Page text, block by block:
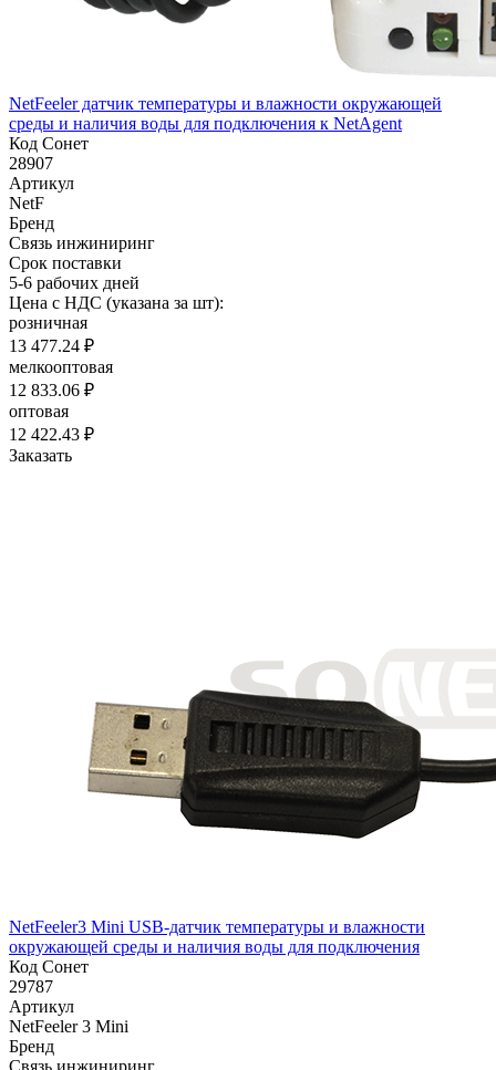
NetFeeler датчик температуры и влажности окружающей
среды и наличия воды для подключения к NetAgent
Код Сонет
28907
Артикул
NetF
Бренд
Связь инжиниринг
Срок поставки
5-6 рабочих дней
Цена с НДС (указана за шт):
розничная
13 477.24 ₽
мелкооптовая
12 833.06 ₽
оптовая
12 422.43 ₽
Заказать
NetFeeler3 Mini USB-датчик температуры и влажности
окружающей среды и наличия воды для подключения
Код Сонет
29787
Артикул
NetFeeler 3 Mini
Бренд
Связь инжиниринг